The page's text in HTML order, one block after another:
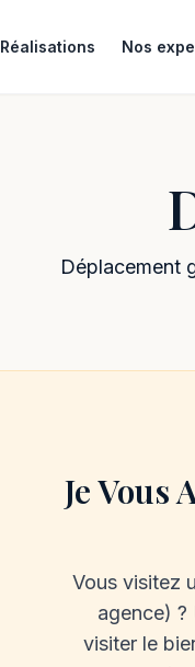
Réalisations Nos
Déplacement
Je Vous
Vous visitez
agence)
visiter le